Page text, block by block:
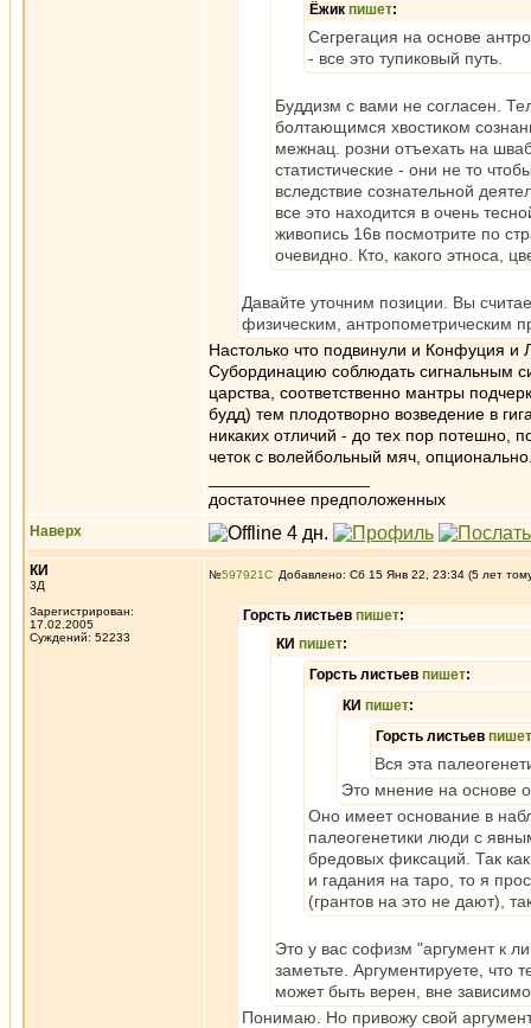
Ёжик пишет:
Сегрегация на основе
- все это тупиковый путь.
Буддизм с вами не согласен.
болтающимся хвостиком
межнац. розни отъехать на
статистические - они не то
вследствие сознательной
все это находится в очень
живопись 16в посмотрите по
очевидно. Кто, какого этноса,
Давайте уточним позиции. Вы
физическим, антропометрическим
Настолько что подвинули и Конфуция и
Субординацию соблюдать сигнальным
царства, соответственно мантры
будд) тем плодотворно возведение в
никаких отличий - до тех пор потешно,
четок с волейбольный мяч,
достаточнее предположенных
Наверх
КИ
3Д
Зарегистрирован:
17.02.2005
Суждений: 52233
№597921 Добавлено: Сб 15 Янв 22, 23:34 (5 лет
Горсть листьев пишет:
КИ пишет:
Горсть листьев пишет:
КИ пишет:
Горсть листьев пишет
Вся эта
Это мнение на основе
Оно имеет основание в
палеогенетики люди с
бредовых фиксаций. Так
и гадания на таро, то я
(грантов на это не дают),
Это у вас софизм "аргумент к
заметьте. Аргументируете, что
может быть верен, вне
Понимаю. Но привожу свой